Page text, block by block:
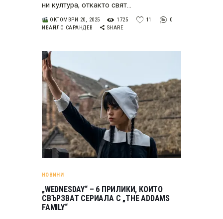
ни култура, откакто свят…
ОКТОМВРИ 20, 2025 1725 11
0
ИВАЙЛО САРАНДЕВ
SHARE
НОВИНИ
„WEDNESDAY“ – 6 ПРИЛИКИ, КОИТО
СВЪРЗВАТ СЕРИАЛА С „THE ADDAMS
FAMILY“